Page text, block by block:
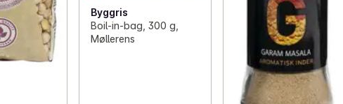
Byggris
Boil-in-bag, 300 g,
Møllerens